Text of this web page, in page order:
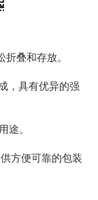
叠和存放。
，具有优异的强
途。
方便可靠的包装